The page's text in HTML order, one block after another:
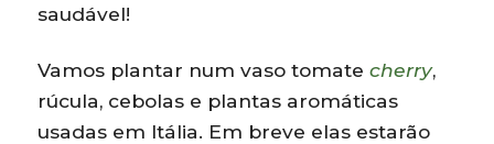
saudável!
Vamos plantar num vaso tomatecherry,
rúcula, cebolas e plantas aromáticas
usadas em Itália. Em breve elas estarão